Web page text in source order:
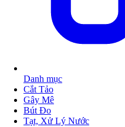
Danh mục
Cắt Tảo
Gây Mê
Bút Đo
Tạt, Xử Lý Nước